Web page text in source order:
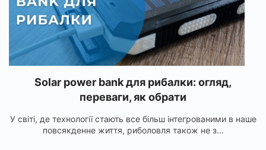
Solar power bank для рибалки: огляд,
переваги, як обрати
У світі, де технології стають все більш інтегрованими в наше
повсякденне життя, риболовля також не з...